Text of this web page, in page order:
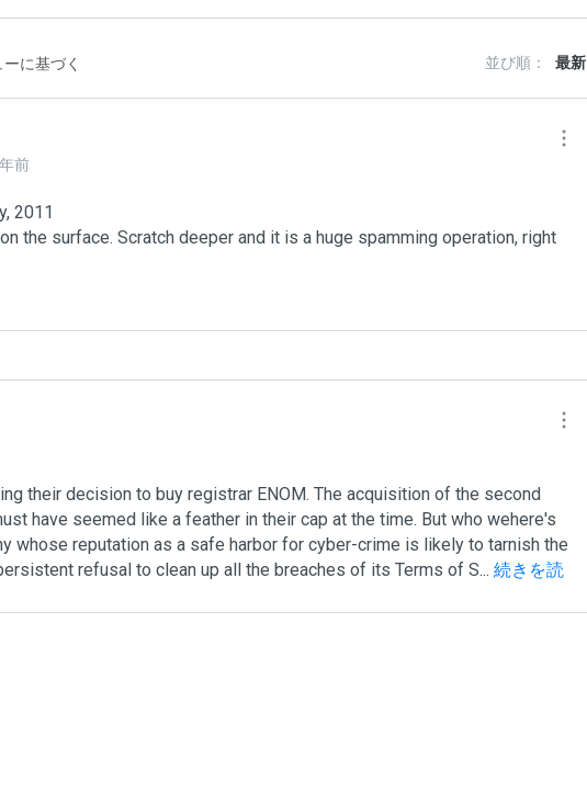
に基づく 並び順： 最新
前
2011
the surface. Scratch deeper and it is a huge spamming operation, right
their decision to buy registrar ENOM. The acquisition of the second
have seemed like a feather in their cap at the time. But who wehere's
whose reputation as a safe harbor for cyber-crime is likely to tarnish the
refusal to clean up all the breaches of its Terms of S... 続きを読